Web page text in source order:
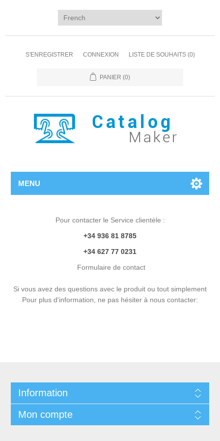
S'ENREGISTRER CONNEXION LISTE DE SOUHAITS (0)
PANIER (0)
MENU
Pour contacter le Service clientèle :
+34 936 81 8785
+34 627 77 0231
Formulaire de contact
Si vous avez des questions avec le produit ou tout simplement
Pour plus d'information, ne pas hésiter à nous contacter:
Information
Mon compte